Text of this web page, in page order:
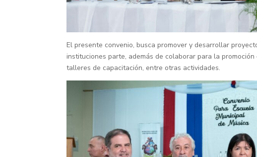
El presente convenio, busca promover y desarrollar
instituciones parte, además de colaborar para la
talleres de capacitación, entre otras actividades.